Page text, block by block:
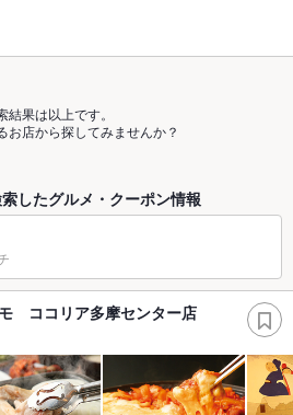
結果は以上です。
お店から探してみませんか？
したグルメ・クーポン情報
ココリア多摩センター店